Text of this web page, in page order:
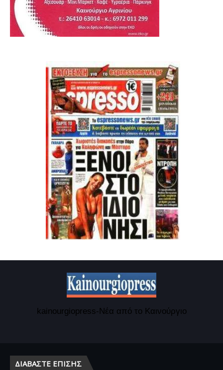
kainourgiopress-Νέα από το Καινούργιο
ΔΙΑΒΆΣΤΕ ΕΠΊΣΗΣ